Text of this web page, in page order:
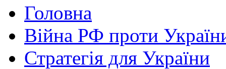
Головна
Війна РФ проти
Стратегія для України